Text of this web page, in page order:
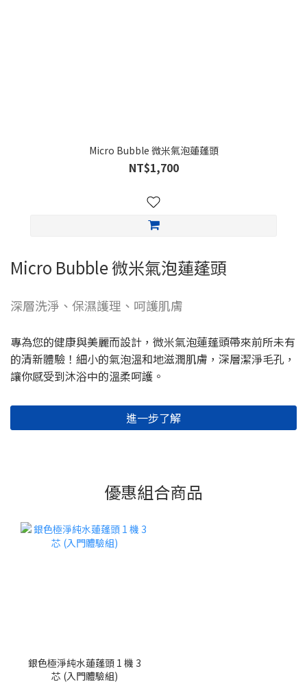
Micro Bubble 微米氣泡蓮蓬頭
NT$1,700
Micro Bubble 微米氣泡蓮蓬頭
深層洗淨、保濕護理、呵護肌膚
專為您的健康與美麗而設計，微米氣泡蓮蓬頭帶來前所未有
的清新體驗！細小的氣泡溫和地滋潤肌膚，深層潔淨毛孔，
讓你感受到沐浴中的溫柔呵護。
進一步了解
優惠組合商品
銀色極淨純水蓮蓬頭 1 機 3
芯 (入門體驗組)